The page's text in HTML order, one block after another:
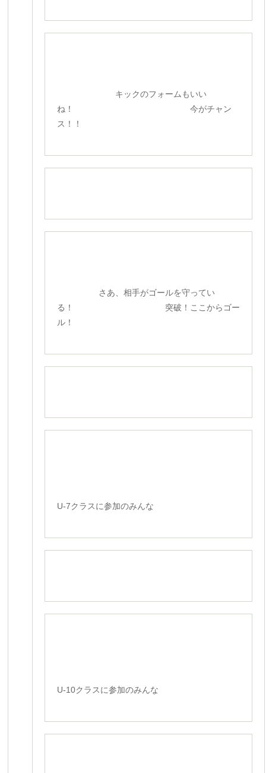
キックのフォームもいい
ね！ 今がチャン
ス！！
さあ、相手がゴールを守ってい
る！ 突破！ここからゴー
ル！
U-7クラスに参加のみんな
U-10クラスに参加のみんな